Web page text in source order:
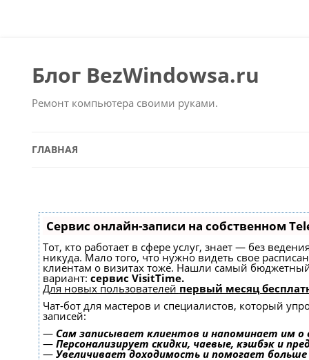
Блог BezWindowsa.ru
Ремонт компьютера своими руками.
ГЛАВНАЯ
Сервис онлайн-записи на собственном
Тот, кто работает в сфере услуг, знает — без
никуда. Мало того, что нужно видеть свое
клиентам о визитах тоже. Нашли самый
вариант: сервис VisitTime.
Для новых пользователей первый месяц
Чат-бот для мастеров и специалистов, который
записей:
— Сам записывает клиентов и напоминает им о
— Персонализирует скидки, чаевые, кэшбэк и
— Увеличивает доходимость и помогает